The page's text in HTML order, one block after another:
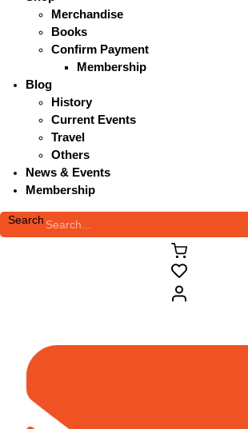
Merchandise
Books
Confirm Payment
Membership
Blog
History
Current Events
Travel
Others
News & Events
Membership
Search